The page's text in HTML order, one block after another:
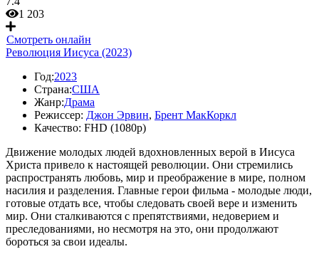
1 203
Смотреть онлайн
Революция Иисуса (2023)
Год:2023
Страна:США
Жанр:Драма
Режиссер: Джон Эрвин, Брент МакКоркл
Качество: FHD (1080p)
Движение молодых людей вдохновленных верой в Иисуса
Христа привело к настоящей революции. Они стремились
распространять любовь, мир и преображение в мире, полном
насилия и разделения. Главные герои фильма - молодые люди,
готовые отдать все, чтобы следовать своей вере и изменить
мир. Они сталкиваются с препятствиями, недоверием и
преследованиями, но несмотря на это, они продолжают
бороться за свои идеалы.